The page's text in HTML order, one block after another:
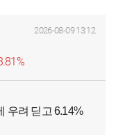
2026-08-09 13:12
우려 딛고 6.14%